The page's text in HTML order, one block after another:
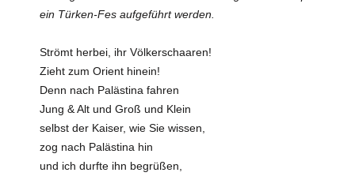
ein Türken-Fes aufgeführt werden.
Strömt herbei, ihr Völkerschaaren!
Zieht zum Orient hinein!
Denn nach Palästina fahren
Jung & Alt und Groß und Klein
selbst der Kaiser, wie Sie wissen,
zog nach Palästina hin
und ich durfte ihn begrüßen,